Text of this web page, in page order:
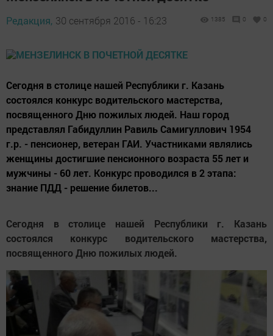
Редакция, 30 сентября 2016 - 16:23 1385 0 0
Сегодня в столице нашей Республики г. Казань
состоялся конкурс водительского мастерства,
посвященного Дню пожилых людей. Наш город
представлял Габидуллин Равиль Самигуллович 1954
г.р. - пенсионер, ветеран ГАИ. Участниками являлись
женщины достигшие пенсионного возраста 55 лет и
мужчины - 60 лет. Конкурс проводился в 2 этапа:
знание ПДД - решение билетов...
Сегодня в столице нашей Республики г. Казань
состоялся конкурс водительского мастерства,
посвященного Дню пожилых людей.